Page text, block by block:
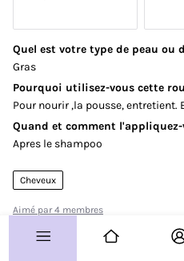
Concours
Plus d'infos sur le Club ?
Allo le Club ?
Guide de démarrage
Plan de site
CGU
Charte Communautaire
Quel est votre type de peau ou
Gras
Pourquoi utilisez-vous cette
Pour nourir ,la pousse, entretient.
Quand et comment l'appliquez-
Apres le shampoo
Cheveux
Aimé par 4 membres